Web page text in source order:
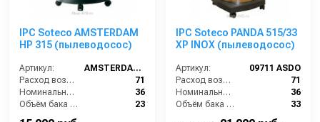
IPC Soteco AMSTERDAM
HP 315 (пылеводосос)
Артикул:
AMSTERDAM315
Расход воздуха (л/сек):
71
Номинальный диаметр принадлежностей (мм):
36
Объём бака (л):
23
IPC Soteco PANDA 515/33
XP INOX (пылеводосос)
Артикул:
09711 ASDO
Расход воздуха (л/сек):
71
Номинальный диаметр принадлежностей (мм):
36
Объём бака (л):
33